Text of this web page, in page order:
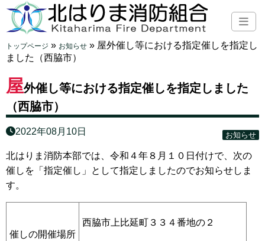
トップページ » お知らせ » 屋外催し等における指定催しを指定し
ました（西脇市）
屋外催し等における指定催しを指定しました
（西脇市）
お知らせ
2022年08月10日
北はりま消防本部では、令和４年８月１０日付けで、次の
催しを「指定催し」として指定しましたのでお知らせしま
す。
催しの開催場所
西脇市上比延町３３４番地の２